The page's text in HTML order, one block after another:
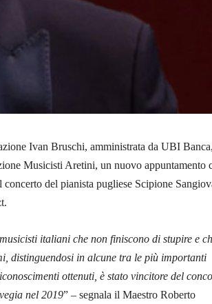
Ivan Bruschi, amministrata da UBI Banca,
Musicisti Aretini, un nuovo appuntamento
del pianista pugliese Scipione
italiani che non finiscono di stupire e
distinguendosi in alcune tra le più importanti
ottenuti, è stato vincitore del
nel 2019” – segnala il Maestro Roberto